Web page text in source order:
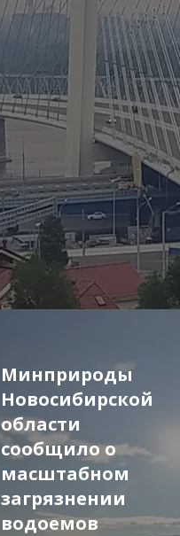
Минприроды
Новосибирской
области
сообщило о
масштабном
загрязнении
водоемов